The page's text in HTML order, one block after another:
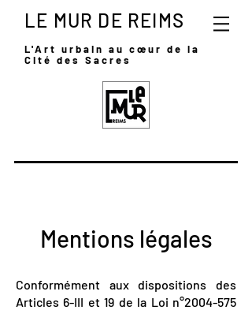
LE MUR DE REIMS
L'Art urbain au cœur de la
Cité des Sacres
Mentions légales
Conformément aux dispositions des
Articles 6-III et 19 de la Loi n°2004-575